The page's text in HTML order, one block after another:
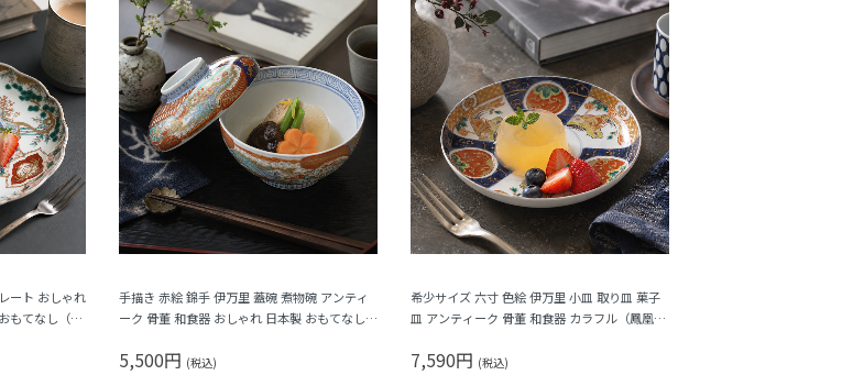
ート おしゃれ
もてなし（松
手描き 赤絵 錦手 伊万里 蓋碗 煮物碗 アンティ
ーク 骨董 和食器 おしゃれ 日本製 おもてなし
5,500円 (税込)
希少サイズ 六寸 色絵 伊万里 小皿 取り皿 菓子
皿 アンティーク 骨董 和食器 カラフル（鳳凰・
7,590円 (税込)